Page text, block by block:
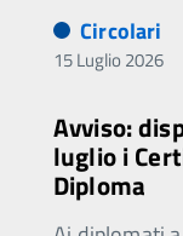
Circolari
15 Luglio 2026
Avviso:
luglio i
Diploma